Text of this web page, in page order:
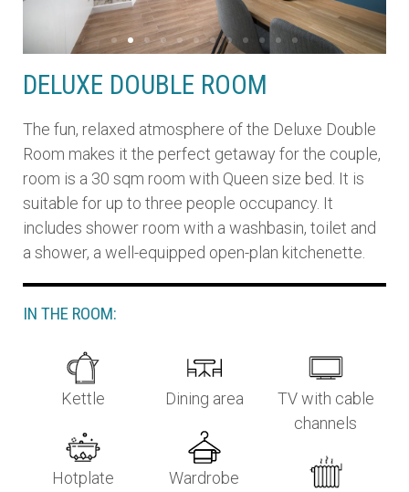
DELUXE DOUBLE ROOM
The fun, relaxed atmosphere of the Deluxe Double
Room makes it the perfect getaway for the couple,
room is a 30 sqm room with Queen size bed. It is
suitable for up to three people occupancy. It
includes shower room with a washbasin, toilet and
a shower, a well-equipped open-plan kitchenette.
IN THE ROOM:
Kettle
Hotplate
Dining area
Wardrobe
TV with cable
channels